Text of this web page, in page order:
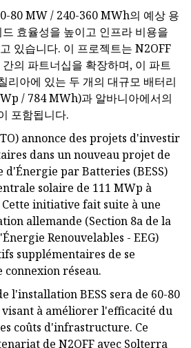
80 MW / 240-360 MWh의 예상 용
효율성을 높이고 인프라 비용을
있습니다. 이 프로젝트는 N2OFF
의 파트너십을 확장하며, 이 파트
리아에 있는 두 개의 대규모 배터리
/ 784 MWh)과 알바니아에서의
포함됩니다.
annonce des projets d'investir
dans un nouveau projet de
d'Énergie par Batteries (BESS)
solaire de 111 MWp à
initiative fait suite à une
allemande (Section 8a de la
Renouvelables - EEG)
supplémentaires de se
connexion réseau.
l'installation BESS sera de 60-80
visant à améliorer l'efficacité du
coûts d'infrastructure. Ce
de N2OFF avec Solterra